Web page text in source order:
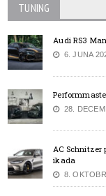
TUNING
Audi RS3
6. JUNA
28.
AC Schnitzer
ikada
8.